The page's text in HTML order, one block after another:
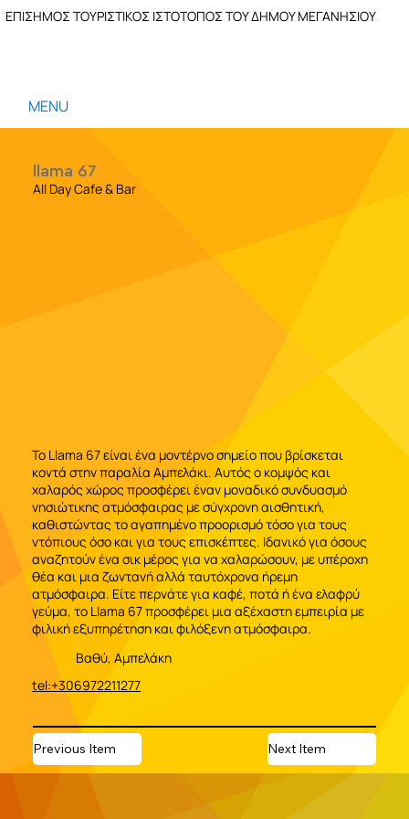
ΕΠΙΣΗΜΟΣ ΤΟΥΡΙΣΤΙΚΟΣ ΙΣΤΟΤΟΠΟΣ ΤΟΥ ΔΗΜΟΥ ΜΕΓΑΝΗΣΙΟΥ
MENU
llama 67
All Day Cafe & Bar
Το Llama 67 είναι ένα μοντέρνο σημείο που βρίσκεται
κοντά στην παραλία Αμπελάκι. Αυτός ο κομψός και
χαλαρός χώρος προσφέρει έναν μοναδικό συνδυασμό
νησιώτικης ατμόσφαιρας με σύγχρονη αισθητική,
καθιστώντας το αγαπημένο προορισμό τόσο για τους
ντόπιους όσο και για τους επισκέπτες. Ιδανικό για όσους
αναζητούν ένα σικ μέρος για να χαλαρώσουν, με υπέροχη
θέα και μια ζωντανή αλλά ταυτόχρονα ήρεμη
ατμόσφαιρα. Είτε περνάτε για καφέ, ποτά ή ένα ελαφρύ
γεύμα, το Llama 67 προσφέρει μια αξέχαστη εμπειρία με
φιλική εξυπηρέτηση και φιλόξενη ατμόσφαιρα.
Βαθύ, Αμπελάκη
tel:+306972211277
Next Item
Previous Item